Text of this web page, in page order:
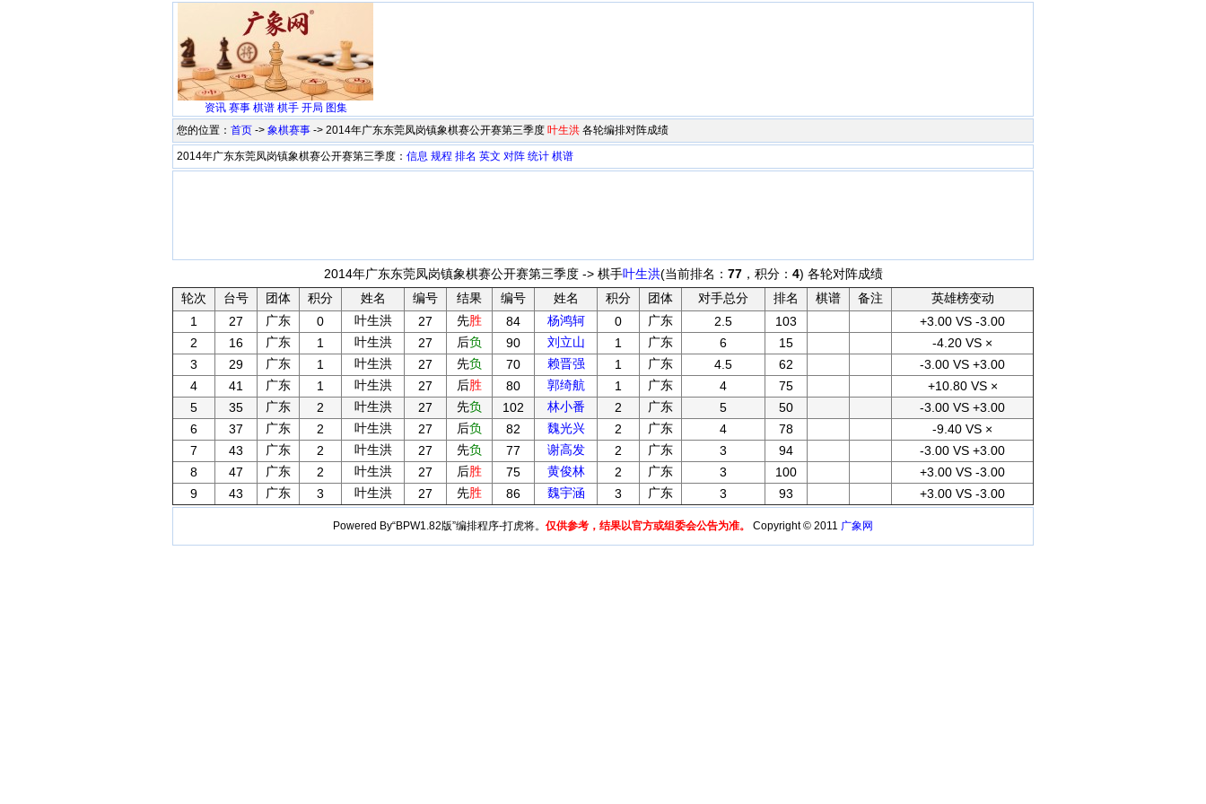
资讯 赛事 棋谱 棋手 开局 图集
您的位置： 首页 -> 象棋赛事 -> 2014年广东东莞凤岗镇象棋赛公开赛第三季度 叶生洪 各轮编排对阵成绩
2014年广东东莞凤岗镇象棋赛公开赛第三季度： 信息 规程 排名 英文 对阵 统计 棋谱
2014年广东东莞凤岗镇象棋赛公开赛第三季度 -> 棋手叶生洪(当前排名： 77，积分： 4) 各轮对阵成绩
轮次
台号 团体 积分 姓名 编号 结果 编号 姓名 积分 团体 对手总分 排名 棋谱 备注
英雄榜变动
1
27 广东 0 叶生洪 27 先胜 84 杨鸿轲 0 广东 2.5 103
+3.00 VS -3.00
2
16 广东 1 叶生洪 27 后负 90 刘立山 1 广东 6 15
-4.20 VS ×
3
29 广东 1 叶生洪 27 先负 70 赖晋强 1 广东 4.5 62
-3.00 VS +3.00
4
41 广东 1 叶生洪 27 后胜 80 郭绮航 1 广东 4 75
+10.80 VS ×
5
35 广东 2 叶生洪 27 先负 102 林小番 2 广东 5 50
-3.00 VS +3.00
6
37 广东 2 叶生洪 27 后负 82 魏光兴 2 广东 4 78
-9.40 VS ×
7
43 广东 2 叶生洪 27 先负 77 谢高发 2 广东 3 94
-3.00 VS +3.00
8
47 广东 2 叶生洪 27 后胜 75 黄俊林 2 广东 3 100
+3.00 VS -3.00
9
43 广东 3 叶生洪 27 先胜 86 魏宇涵 3 广东 3 93 +3.00 VS -3.00
Powered By“BPW1.82版”编排程序-打虎将。 仅供参考，结果以官方或组委会公告为准。 Copyright © 2011 广象网